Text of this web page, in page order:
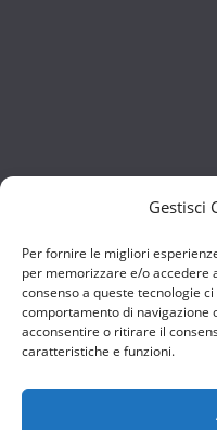
Gestisci
Per fornire le migliori
per memorizzare e/o accedere
consenso a queste tecnologie
comportamento di navigazione
acconsentire o ritirare il
caratteristiche e funzioni.